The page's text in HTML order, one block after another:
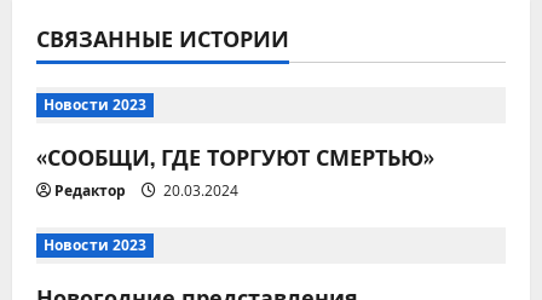
а
ц
и
я
п
о
СВЯЗАННЫЕ ИСТОРИИ
Новости 2023
«СООБЩИ, ГДЕ ТОРГУЮТ СМЕРТЬЮ»
Редактор 20.03.2024
Новости 2023